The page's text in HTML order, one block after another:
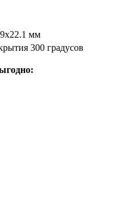
мм
300 градусов